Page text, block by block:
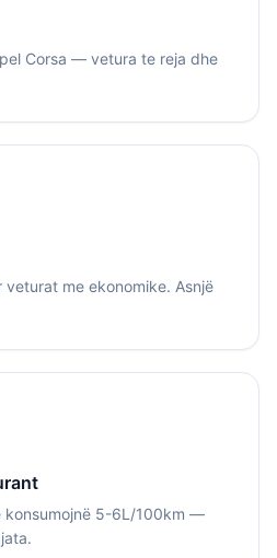
Corsa — vetura te reja dhe
me ekonomike. Asnjë
konsumojnë 5-6L/100km —